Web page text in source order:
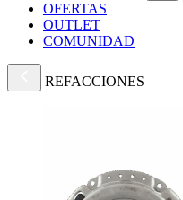
OFERTAS
OUTLET
COMUNIDAD
REFACCIONES